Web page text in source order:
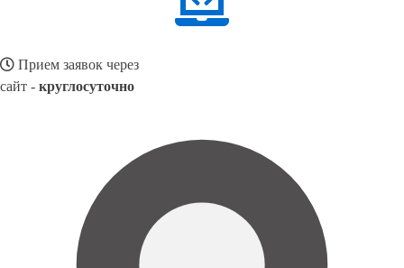
Прием заявок через
сайт - круглосуточно